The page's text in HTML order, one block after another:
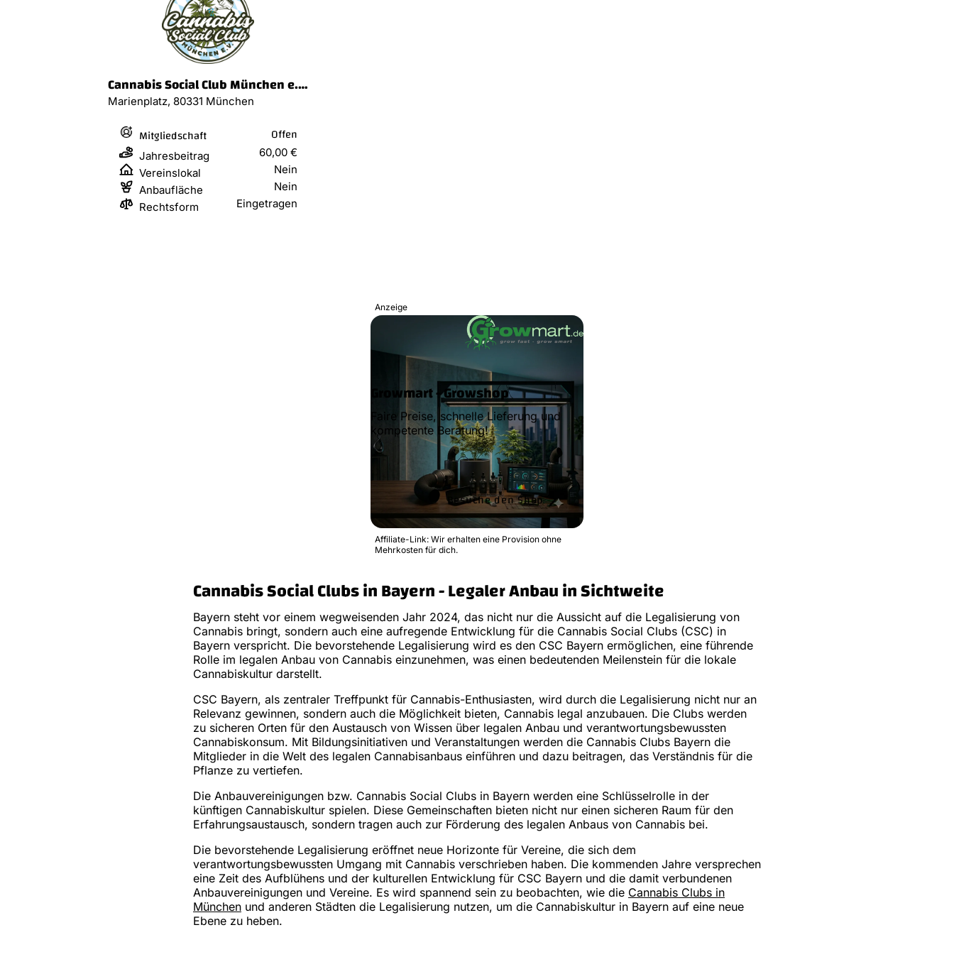
Cannabis Social Club München e.V.
Marienplatz, 80331 München
Mitgliedschaft Offen
Jahresbeitrag
60,00 €
Vereinslokal
Nein
Anbaufläche
Nein
Rechtsform
Eingetragen
Anzeige
Growmart - Growshop
Faire Preise, schnelle Lieferung und
kompetente Beratung!
Besuche den Shop
Affiliate-Link: Wir erhalten eine Provision ohne
Mehrkosten für dich.
Cannabis Social Clubs in Bayern - Legaler Anbau in Sichtweite
Bayern steht vor einem wegweisenden Jahr 2024, das nicht nur die Aussicht auf die Legalisierung von
Cannabis bringt, sondern auch eine aufregende Entwicklung für die Cannabis Social Clubs (CSC) in
Bayern verspricht. Die bevorstehende Legalisierung wird es den CSC Bayern ermöglichen, eine führende
Rolle im legalen Anbau von Cannabis einzunehmen, was einen bedeutenden Meilenstein für die lokale
Cannabiskultur darstellt.
CSC Bayern, als zentraler Treffpunkt für Cannabis-Enthusiasten, wird durch die Legalisierung nicht nur an
Relevanz gewinnen, sondern auch die Möglichkeit bieten, Cannabis legal anzubauen. Die Clubs werden
zu sicheren Orten für den Austausch von Wissen über legalen Anbau und verantwortungsbewussten
Cannabiskonsum. Mit Bildungsinitiativen und Veranstaltungen werden die Cannabis Clubs Bayern die
Mitglieder in die Welt des legalen Cannabisanbaus einführen und dazu beitragen, das Verständnis für die
Pflanze zu vertiefen.
Die Anbauvereinigungen bzw. Cannabis Social Clubs in Bayern werden eine Schlüsselrolle in der
künftigen Cannabiskultur spielen. Diese Gemeinschaften bieten nicht nur einen sicheren Raum für den
Erfahrungsaustausch, sondern tragen auch zur Förderung des legalen Anbaus von Cannabis bei.
Die bevorstehende Legalisierung eröffnet neue Horizonte für Vereine, die sich dem
verantwortungsbewussten Umgang mit Cannabis verschrieben haben. Die kommenden Jahre versprechen
eine Zeit des Aufblühens und der kulturellen Entwicklung für CSC Bayern und die damit verbundenen
Anbauvereinigungen und Vereine. Es wird spannend sein zu beobachten, wie die Cannabis Clubs in
München und anderen Städten die Legalisierung nutzen, um die Cannabiskultur in Bayern auf eine neue
Ebene zu heben.